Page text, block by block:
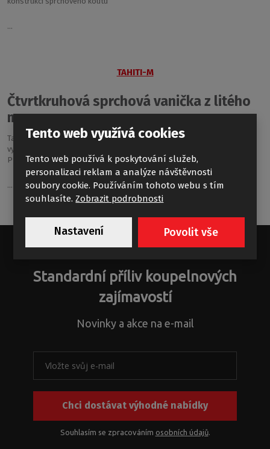
...
TAHITI-M
Čtvrtkruhová sprchová vanička z litého
mramoru
Tato designová nízká vanička perfektně doplní váš sprchový kout. Je
vyrobená z litého mramoru, který je v luxusních koupelnách jako doma.
Předností je možnost instalace
...
Standardní příliv koupelnových
zajímavostí
Novinky a akce na e-mail
Chci dostávat výhodné nabídky
Souhlasím se zpracováním osobních údajů.
Tento web využívá cookies
Tento web používá k poskytování služeb,
personalizaci reklam a analýze návštěvnosti
soubory cookie. Používáním tohoto webu s tím
souhlasíte.Zobrazit podrobnosti
Nastavení Povolit vše